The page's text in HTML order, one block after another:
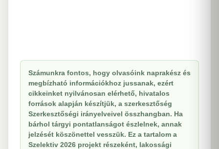
Számunkra fontos, hogy olvasóink naprakész és
megbízható információkhoz jussanak, ezért
cikkeinket nyilvánosan elérhető, hivatalos
források alapján készítjük, a szerkesztőség
Szerkesztőségi irányelveivel összhangban. Ha
bárhol tárgyi pontatlanságot észlelnek, annak
jelzését köszönettel vesszük. Ez a tartalom a
Szelektiv 2026 projekt részeként, lakossági